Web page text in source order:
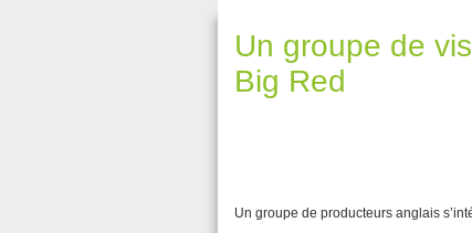
Un groupe de
Big Red
Un groupe de producteurs anglais